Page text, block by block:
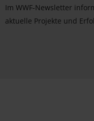
Im WWF-Newsletter
aktuelle Projekte und